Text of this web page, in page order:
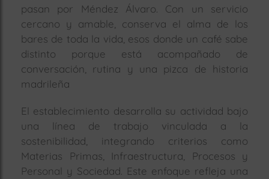
pasan por Méndez Álvaro. Con un servicio
cercano y amable, conserva el alma de los
bares de toda la vida, esos donde un café sabe
distinto porque está acompañado de
conversación, rutina y una pizca de historia
madrileña
El establecimiento desarrolla su actividad bajo
una línea de trabajo vinculada a la
sostenibilidad, integrando criterios como
Materias Primas, Infraestructura, Procesos
y
Personal y Sociedad. Este enfoque refleja una